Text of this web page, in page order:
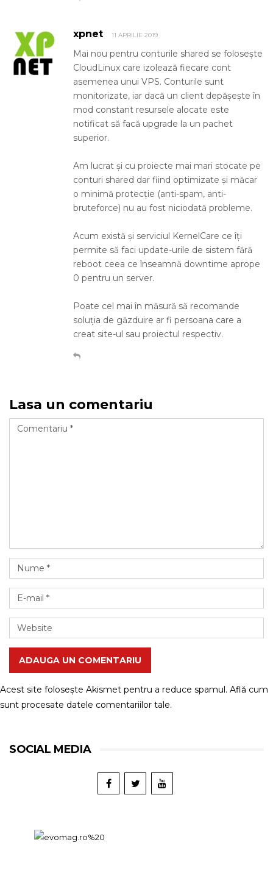
xpnet 11 APRILIE 2019
Mai nou pentru conturile shared se folosește
CloudLinux care izolează fiecare cont
asemenea unui VPS. Conturile sunt
monitorizate, iar dacă un client depășește în
mod constant resursele alocate este
notificat să facă upgrade la un pachet
superior.
Am lucrat și cu proiecte mai mari stocate pe
conturi shared dar fiind optimizate și măcar
o minimă protecție (anti-spam, anti-
bruteforce) nu au fost niciodată probleme.
Acum există și serviciul KernelCare ce îți
permite să faci update-urile de sistem fără
reboot ceea ce înseamnă downtime aprope
0 pentru un server.
Poate cel mai în măsură să recomande
soluția de găzduire ar fi persoana care a
creat site-ul sau proiectul respectiv.
Lasa un comentariu
ADAUGA UN COMENTARIU
Acest site folosește Akismet pentru a reduce spamul. Află cum
sunt procesate datele comentariilor tale.
SOCIAL MEDIA